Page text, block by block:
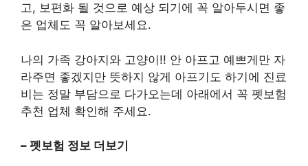
고, 보편화 될 것으로 예상 되기에 꼭 알아두시면 좋
은 업체도 꼭 알아보세요.
나의 가족 강아지와 고양이!! 안 아프고 예쁘게만 자
라주면 좋겠지만 뜻하지 않게 아프기도 하기에 진료
비는 정말 부담으로 다가오는데 아래에서 꼭 펫보험
추천 업체 확인해 주세요.
– 펫보험 정보 더보기